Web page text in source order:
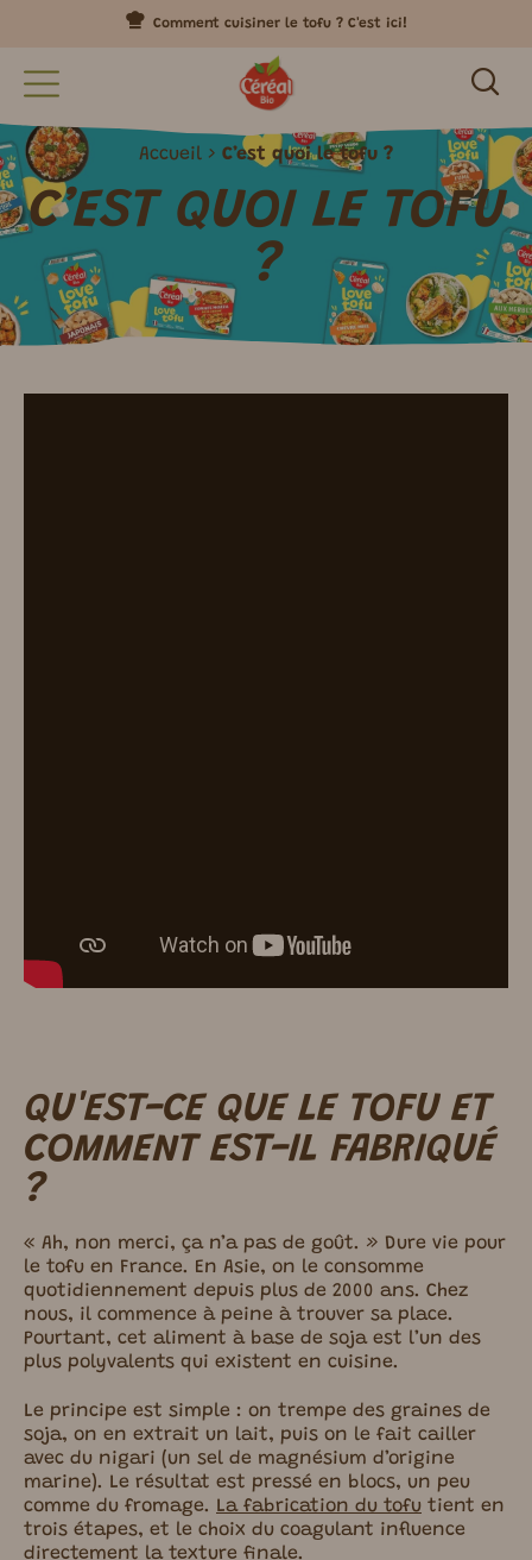
Comment cuisiner le tofu ? C'est ici!
Accueil C’est quoi le tofu ?
C’EST QUOI LE TOFU
?
QU'EST-CE QUE LE TOFU ET
COMMENT EST-IL FABRIQUÉ
?
« Ah, non merci, ça n’a pas de goût. » Dure vie pour
le tofu en France. En Asie, on le consomme
quotidiennement depuis plus de 2000 ans. Chez
nous, il commence à peine à trouver sa place.
Pourtant, cet aliment à base de soja est l’un des
plus polyvalents qui existent en cuisine.
Le principe est simple : on trempe des graines de
soja, on en extrait un lait, puis on le fait cailler
avec du nigari (un sel de magnésium d’origine
marine). Le résultat est pressé en blocs, un peu
comme du fromage.
La fabrication du tofu tient en
trois étapes, et le choix du coagulant influence
directement la texture finale.